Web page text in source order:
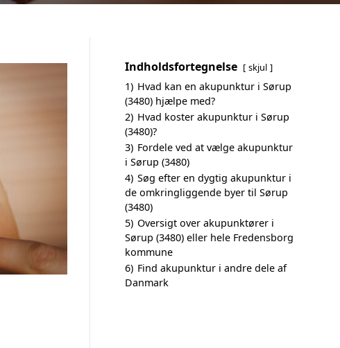
Indholdsfortegnelse skjul
1) Hvad kan en akupunktur i Sørup
(3480) hjælpe med?
2) Hvad koster akupunktur i Sørup
(3480)?
3) Fordele ved at vælge akupunktur
i Sørup (3480)
4) Søg efter en dygtig akupunktur i
de omkringliggende byer til Sørup
(3480)
5) Oversigt over akupunktører i
Sørup (3480) eller hele Fredensborg
kommune
6) Find akupunktur i andre dele af
Danmark